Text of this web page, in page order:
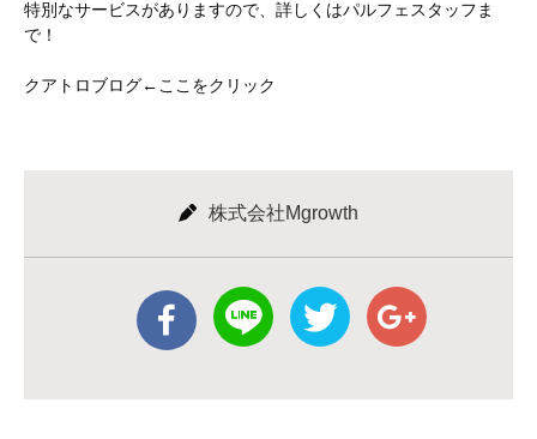
特別なサービスがありますので、詳しくはパルフェスタッフま
で！
クアトロブログ←ここをクリック
株式会社Mgrowth